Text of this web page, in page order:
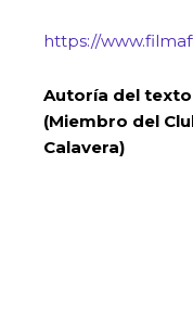
https://
Autoría del
(Miembro del
Calavera)